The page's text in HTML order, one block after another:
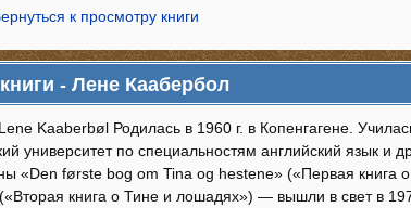
к просмотру книги
- Лене Каабербол
Kaaberbøl Родилась в 1960 г. в Копенгагене.
университет по специальностям английский язык и
«Den første bog om Tina og hestene» («Первая книга
книга о Тине и лошадях») — вышли в свет в